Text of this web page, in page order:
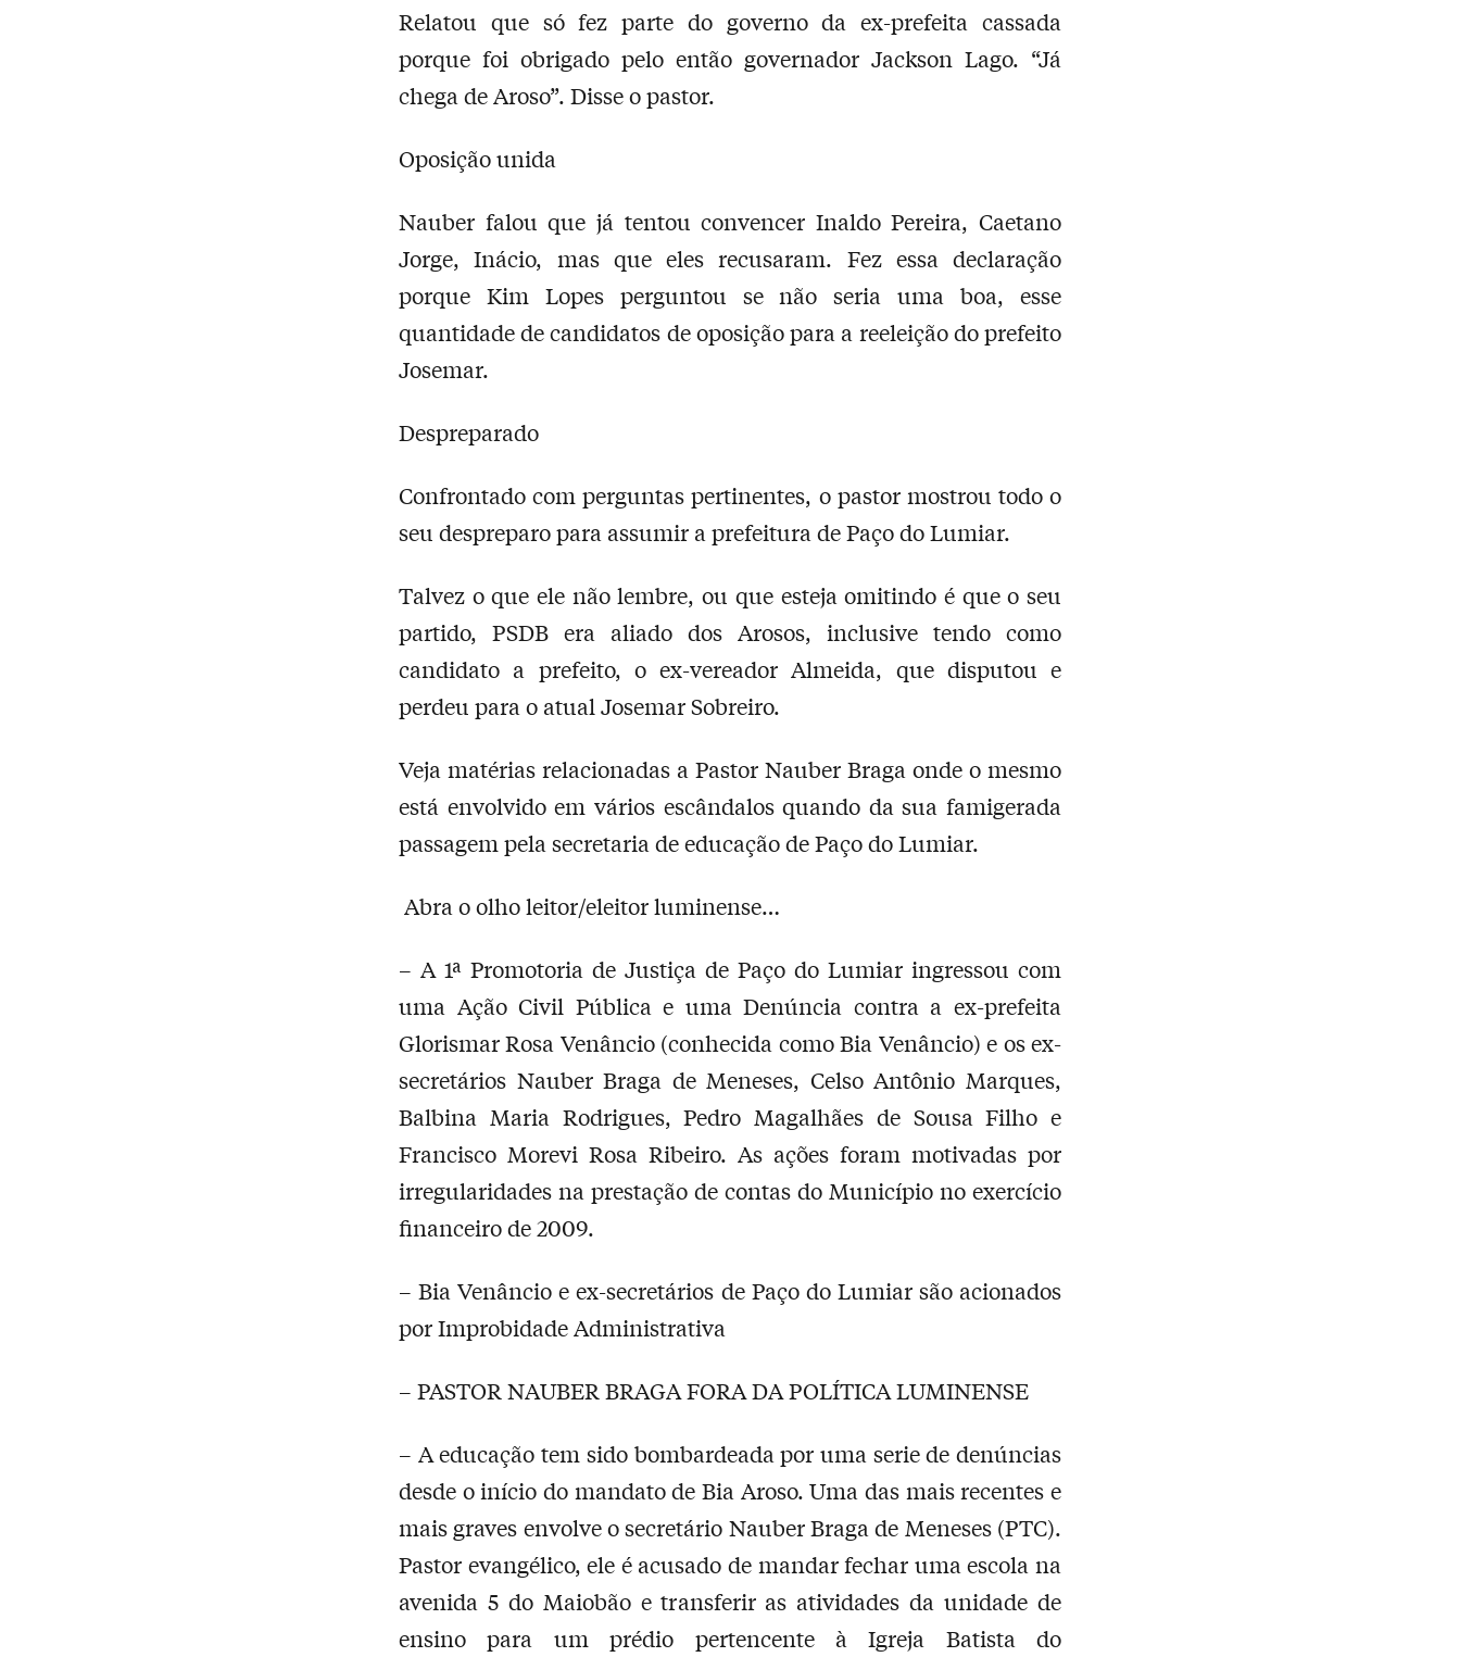
Relatou que só fez parte do governo da ex-prefeita cassada
porque foi obrigado pelo então governador Jackson Lago. “Já
chega de Aroso”. Disse o pastor.
Oposição unida
Nauber falou que já tentou convencer Inaldo Pereira, Caetano
Jorge, Inácio, mas que eles recusaram. Fez essa declaração
porque Kim Lopes perguntou se não seria uma boa, esse
quantidade de candidatos de oposição para a reeleição do prefeito
Josemar.
Despreparado
Confrontado com perguntas pertinentes, o pastor mostrou todo o
seu despreparo para assumir a prefeitura de Paço do Lumiar.
Talvez o que ele não lembre, ou que esteja omitindo é que o seu
partido, PSDB era aliado dos Arosos, inclusive tendo como
candidato a prefeito, o ex-vereador Almeida, que disputou e
perdeu para o atual Josemar Sobreiro.
Veja matérias relacionadas a Pastor Nauber Braga onde o mesmo
está envolvido em vários escândalos quando da sua famigerada
passagem pela secretaria de educação de Paço do Lumiar.
Abra o olho leitor/eleitor luminense…
– A 1ª Promotoria de Justiça de Paço do Lumiar ingressou com
uma Ação Civil Pública e uma Denúncia contra a ex-prefeita
Glorismar Rosa Venâncio (conhecida como Bia Venâncio) e os ex-
secretários Nauber Braga de Meneses, Celso Antônio Marques,
Balbina Maria Rodrigues, Pedro Magalhães de Sousa Filho e
Francisco Morevi Rosa Ribeiro. As ações foram motivadas por
irregularidades na prestação de contas do Município no exercício
financeiro de 2009.
– Bia Venâncio e ex-secretários de Paço do Lumiar são acionados
por Improbidade Administrativa
– PASTOR NAUBER BRAGA FORA DA POLÍTICA LUMINENSE
– A educação tem sido bombardeada por uma serie de denúncias
desde o início do mandato de Bia Aroso. Uma das mais recentes e
mais graves envolve o secretário Nauber Braga de Meneses (PTC).
Pastor evangélico, ele é acusado de mandar fechar uma escola na
avenida 5 do Maiobão e transferir as atividades da unidade de
ensino para um prédio pertencente à Igreja Batista do